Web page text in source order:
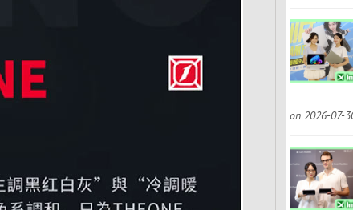
on 2026-07-